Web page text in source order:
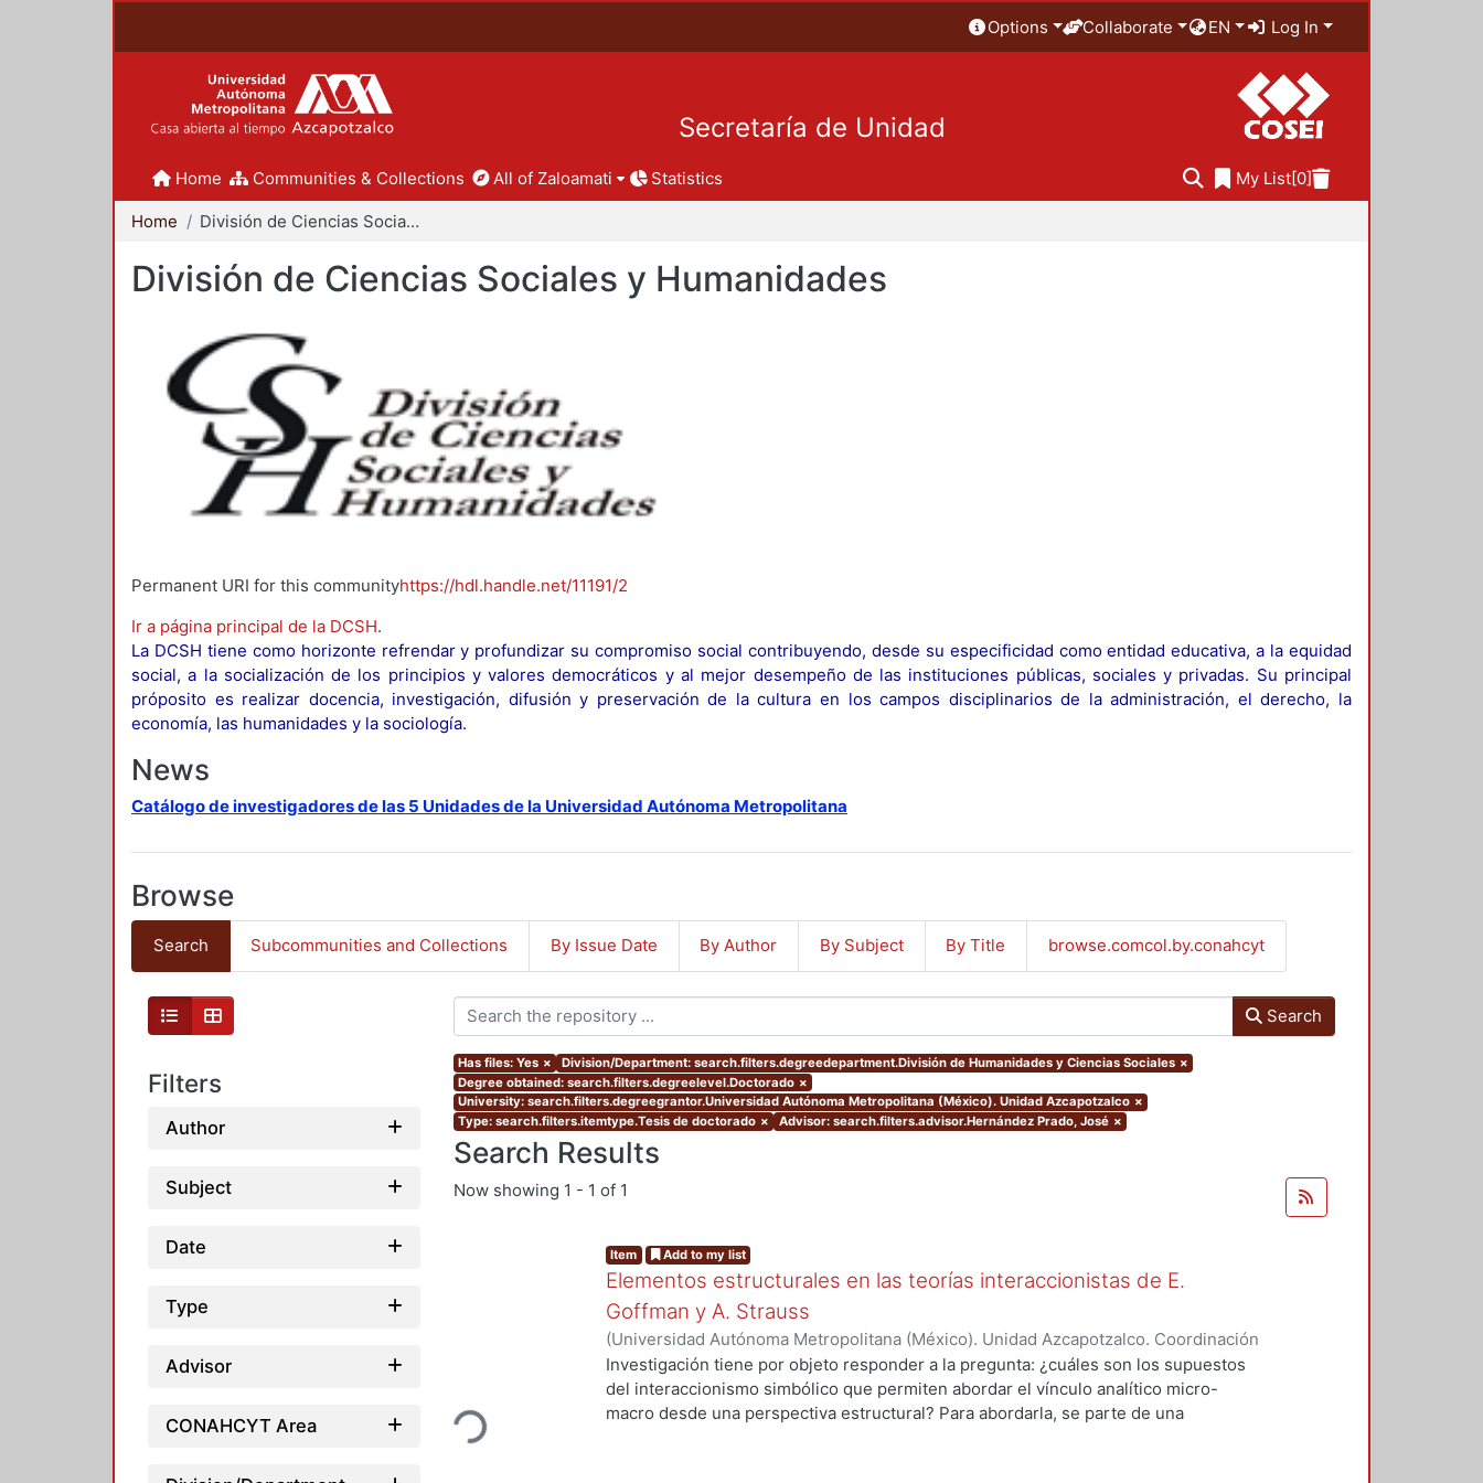
Options Collaborate EN Log In
Secretaría de Unidad
Home Communities & Collections All of Zaloamati Statistics My List[0]
Home División de Ciencias Sociales y Humanidades
División de Ciencias Sociales y Humanidades
Permanent URI for this communityhttps://hdl.handle.net/11191/2
Ir a página principal de la DCSH.
La DCSH tiene como horizonte refrendar y profundizar su compromiso social contribuyendo, desde su especificidad como entidad educativa, a la equidad
social, a la socialización de los principios y valores democráticos y al mejor desempeño de las instituciones públicas, sociales y privadas. Su principal
próposito es realizar docencia, investigación, difusión y preservación de la cultura en los campos disciplinarios de la administración, el derecho, la
economía, las humanidades y la sociología.
News
Catálogo de investigadores de las 5 Unidades de la Universidad Autónoma Metropolitana
Browse
Search Subcommunities and Collections By Issue Date By Author By Subject By Title browse.comcol.by.conahcyt
Filters
Author
Subject
Date
Type
Advisor
CONAHCYT Area
Search
Has files: Yes × Division/Department: search.filters.degreedepartment.División de Humanidades y Ciencias Sociales ×
Degree obtained: search.filters.degreelevel.Doctorado ×
University: search.filters.degreegrantor.Universidad Autónoma Metropolitana (México). Unidad Azcapotzalco ×
Type: search.filters.itemtype.Tesis de doctorado × Advisor: search.filters.advisor.Hernández Prado, José ×
Search Results
Now showing 1 - 1 of 1
Loading...
Item Add to my list
Elementos estructurales en las teorías interaccionistas de E.
Goffman y A. Strauss
(Universidad Autónoma Metropolitana (México). Unidad Azcapotzalco. Coordinación
de Servicios de Información.,2012)Gaytan Sánchez, Amalia Patricia
Investigación tiene por objeto responder a la pregunta: ¿cuáles son los supuestos
del interaccionismo simbólico que permiten abordar el vínculo analítico micro-
macro desde una perspectiva estructural? Para abordarla, se parte de una